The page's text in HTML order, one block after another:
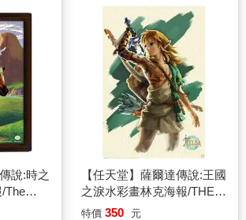
說:時之
The
of
【任天堂】薩爾達傳說:王國
之淚水彩畫林克海報/THE
LEGEND OF ZELDA:
特價 350 元